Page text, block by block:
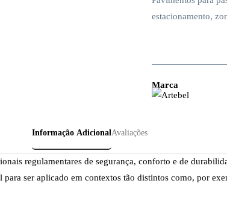
estacionamento,
Marca
Informação AdicionalAvaliações
regulamentares de segurança, conforto e de
ser aplicado em contextos tão distintos como, por